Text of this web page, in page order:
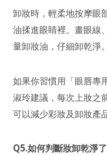
卸妝時，輕柔地按摩眼
油揉進眼睛裡。畫眼線
量卸妝油，仔細卸乾淨。
如果你習慣用「眼唇專
淑玲建議，每次上妝之
可以減少彩妝及卸妝產
Q5.如何判斷妝卸乾淨